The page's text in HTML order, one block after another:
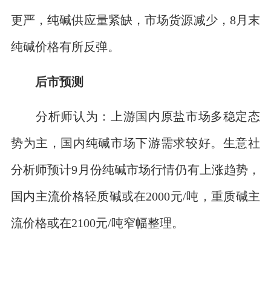
更严，纯碱供应量紧缺，市场货源减少，8月末
纯碱价格有所反弹。
后市预测
分析师认为：上游国内原盐市场多稳定态
势为主，国内纯碱市场下游需求较好。生意社
分析师预计9月份纯碱市场行情仍有上涨趋势，
国内主流价格轻质碱或在2000元/吨，重质碱主
流价格或在2100元/吨窄幅整理。